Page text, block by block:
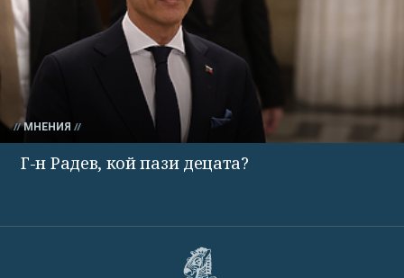
МНЕНИЯ
Г-н Радев, кой пази децата?